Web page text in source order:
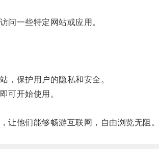
一些特定网站或应用。
保护用户的隐私和安全。
可开始使用。
他们能够畅游互联网，自由浏览无阻。